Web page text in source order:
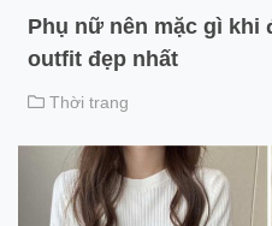
Phụ nữ nên mặc gì khi
outfit đẹp nhất
Thời trang